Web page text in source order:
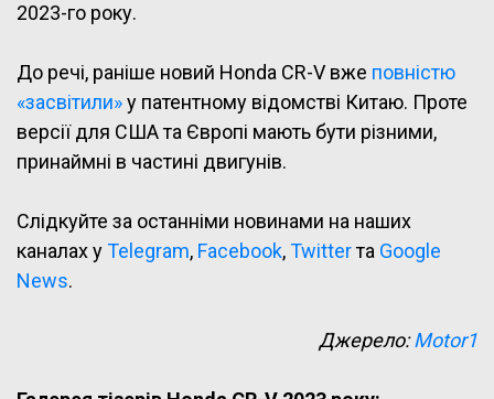
2023-го року.
До речі, раніше новий Honda CR-V вже повністю
«засвітили»у патентному відомстві Китаю. Проте
версії для США та Європі мають бути різними,
принаймні в частині двигунів.
Слідкуйте за останніми новинами на наших
каналах уTelegram, Facebook,Twitterта Google
News.
Джерело:Motor1